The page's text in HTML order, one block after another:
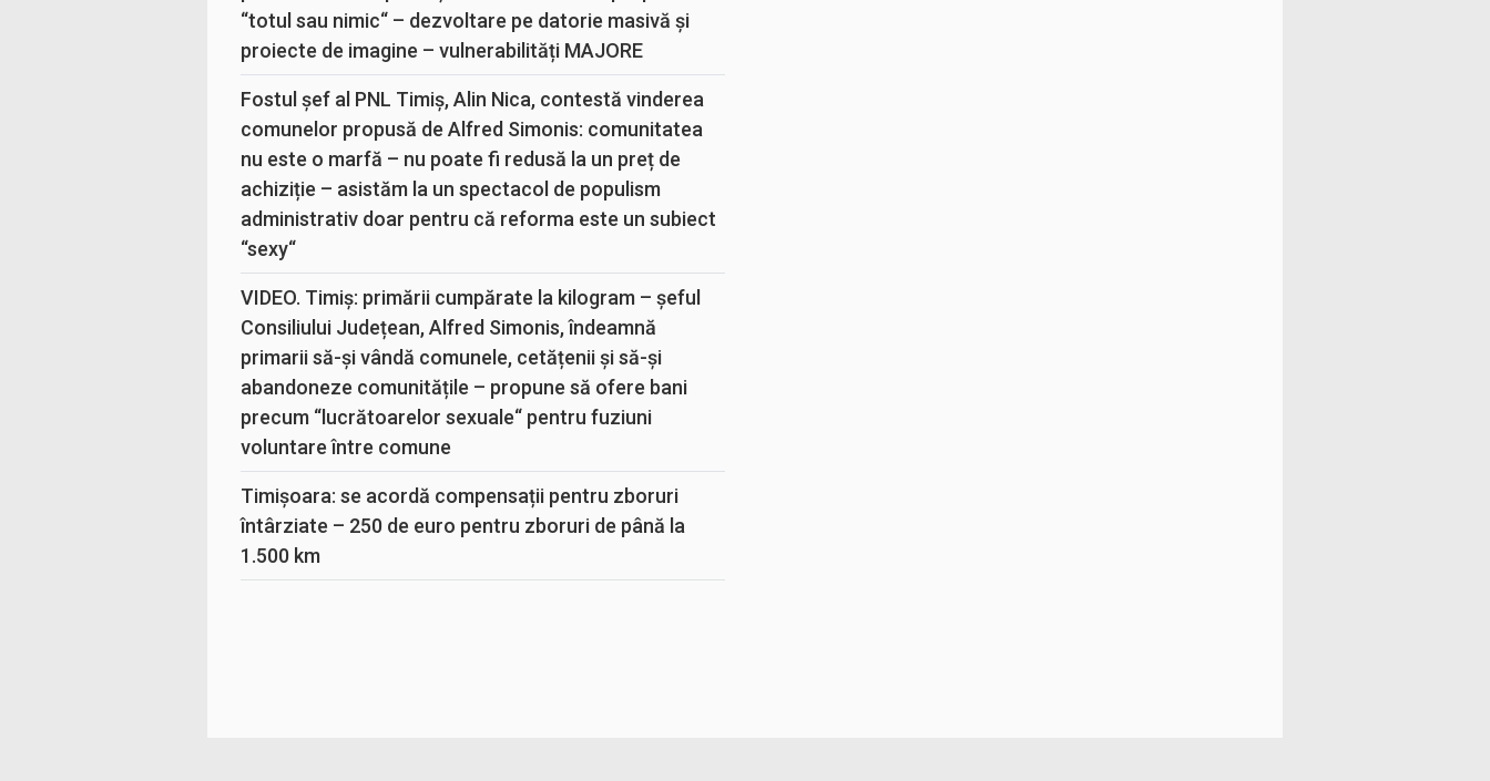
“totul sau nimic“ – dezvoltare pe datorie masivă și
proiecte de imagine – vulnerabilități MAJORE
Fostul șef al PNL Timiș, Alin Nica, contestă vinderea
comunelor propusă de Alfred Simonis: comunitatea
nu este o marfă – nu poate fi redusă la un preț de
achiziție – asistăm la un spectacol de populism
administrativ doar pentru că reforma este un subiect
“sexy“
VIDEO. Timiș: primării cumpărate la kilogram – șeful
Consiliului Județean, Alfred Simonis, îndeamnă
primarii să-și vândă comunele, cetățenii și să-și
abandoneze comunitățile – propune să ofere bani
precum “lucrătoarelor sexuale“ pentru fuziuni
voluntare între comune
Timișoara: se acordă compensații pentru zboruri
întârziate – 250 de euro pentru zboruri de până la
1.500 km